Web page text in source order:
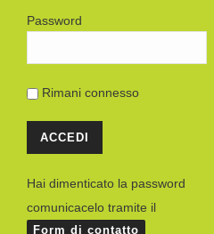
Password
Rimani connesso
Hai dimenticato la password
comunicacelo tramite il
Form di contatto